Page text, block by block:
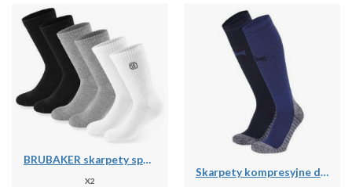
BRUBAKER skarpety sportowe 6 par unisex oddychające retro - Mix kolorów
X2
Skarpety kompresyjne do biegania Xtreme, 2 par, Multi Niebieski